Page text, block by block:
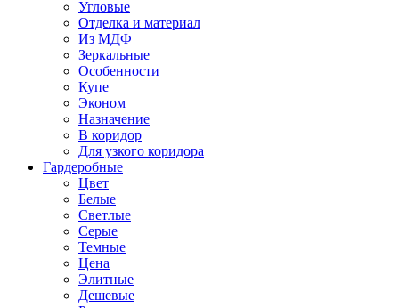
Угловые
Отделка и материал
Из МДФ
Зеркальные
Особенности
Купе
Эконом
Назначение
В коридор
Для узкого коридора
Гардеробные
Цвет
Белые
Светлые
Серые
Темные
Цена
Элитные
Дешевые